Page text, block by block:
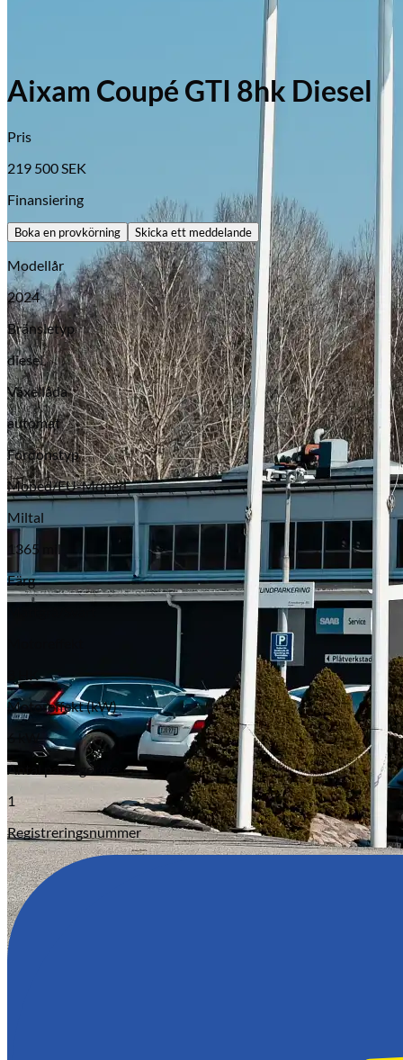
Opel
Aixam Coupé GTI 8hk Diesel
Pris
219 500 SEK
Finansiering
Boka en provkörning Skicka ett meddelande
Modellår
2024
Bränsletyp
diesel
Växellåda
automat
Fordonstyp
Moped/EU-Moped
Miltal
1365 mil
Färg
Motoreffekt (kW)
6 kW
Antal passagerare
1
Registreringsnummer